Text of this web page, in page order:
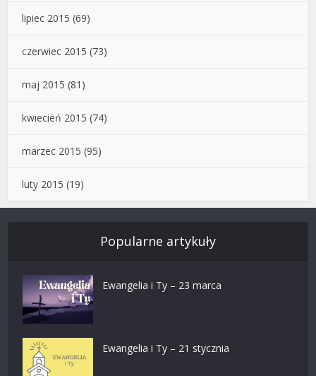
lipiec 2015 (69)
czerwiec 2015 (73)
maj 2015 (81)
kwiecień 2015 (74)
marzec 2015 (95)
luty 2015 (19)
Popularne artykuły
Ewangelia i Ty – 23 marca
Ewangelia i Ty – 21 stycznia